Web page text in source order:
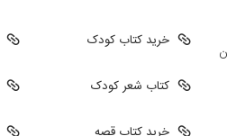
خرید کتاب کودک
کتاب شعر کودک